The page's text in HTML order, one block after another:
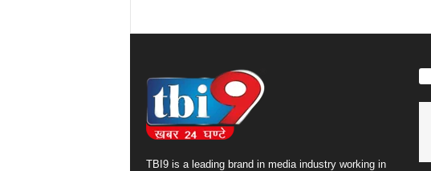
TBI9 is a leading brand in media industry working in